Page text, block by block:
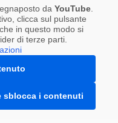
da YouTube.
clicca sul pulsante
in questo modo si
di terze parti.
sblocca i contenuti